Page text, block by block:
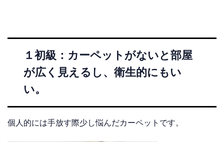
１初級：カーペットがないと部屋
が広く見えるし、衛生的にもい
い。
個人的には手放す際少し悩んだカーペットです。